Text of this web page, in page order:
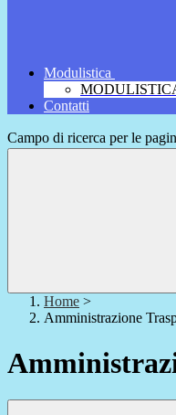
Modulistica
Contatti
Campo di ricerca per le
Home >
Amministrazione